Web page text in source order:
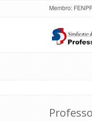
Membro: